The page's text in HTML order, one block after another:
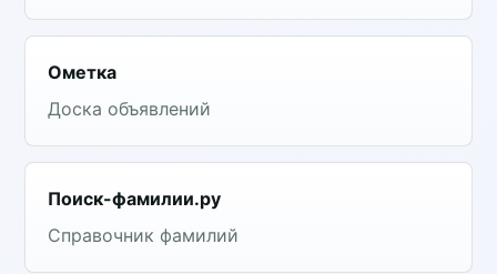
Ометка
Доска объявлений
Поиск-фамилии.ру
Справочник фамилий